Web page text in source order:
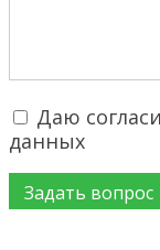
Даю
данных